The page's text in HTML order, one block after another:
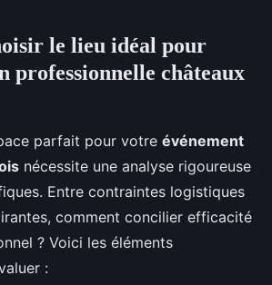
le lieu idéal pour
professionnelle châteaux
parfait pour votre événement
nécessite une analyse rigoureuse
Entre contraintes logistiques
comment concilier efficacité
? Voici les éléments
: